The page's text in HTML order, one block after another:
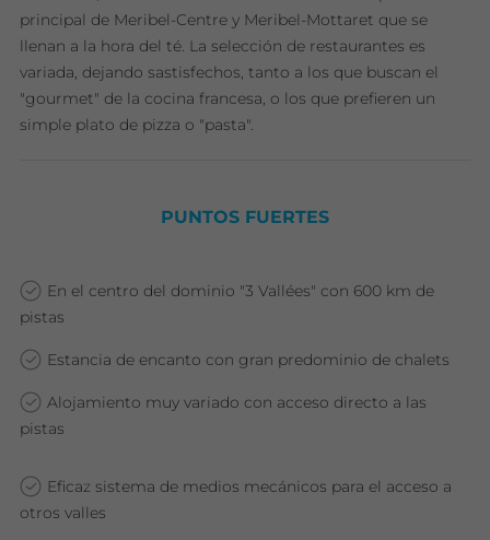
principal de Meribel-Centre y Meribel-Mottaret que se
llenan a la hora del té. La selección de restaurantes es
variada, dejando sastisfechos, tanto a los que buscan el
"gourmet" de la cocina francesa, o los que prefieren un
simple plato de pizza o "pasta".
PUNTOS FUERTES
En el centro del dominio "3 Vallées" con 600 km de
pistas
Estancia de encanto con gran predominio de chalets
Alojamiento muy variado con acceso directo a las
pistas
Eficaz sistema de medios mecánicos para el acceso a
otros valles